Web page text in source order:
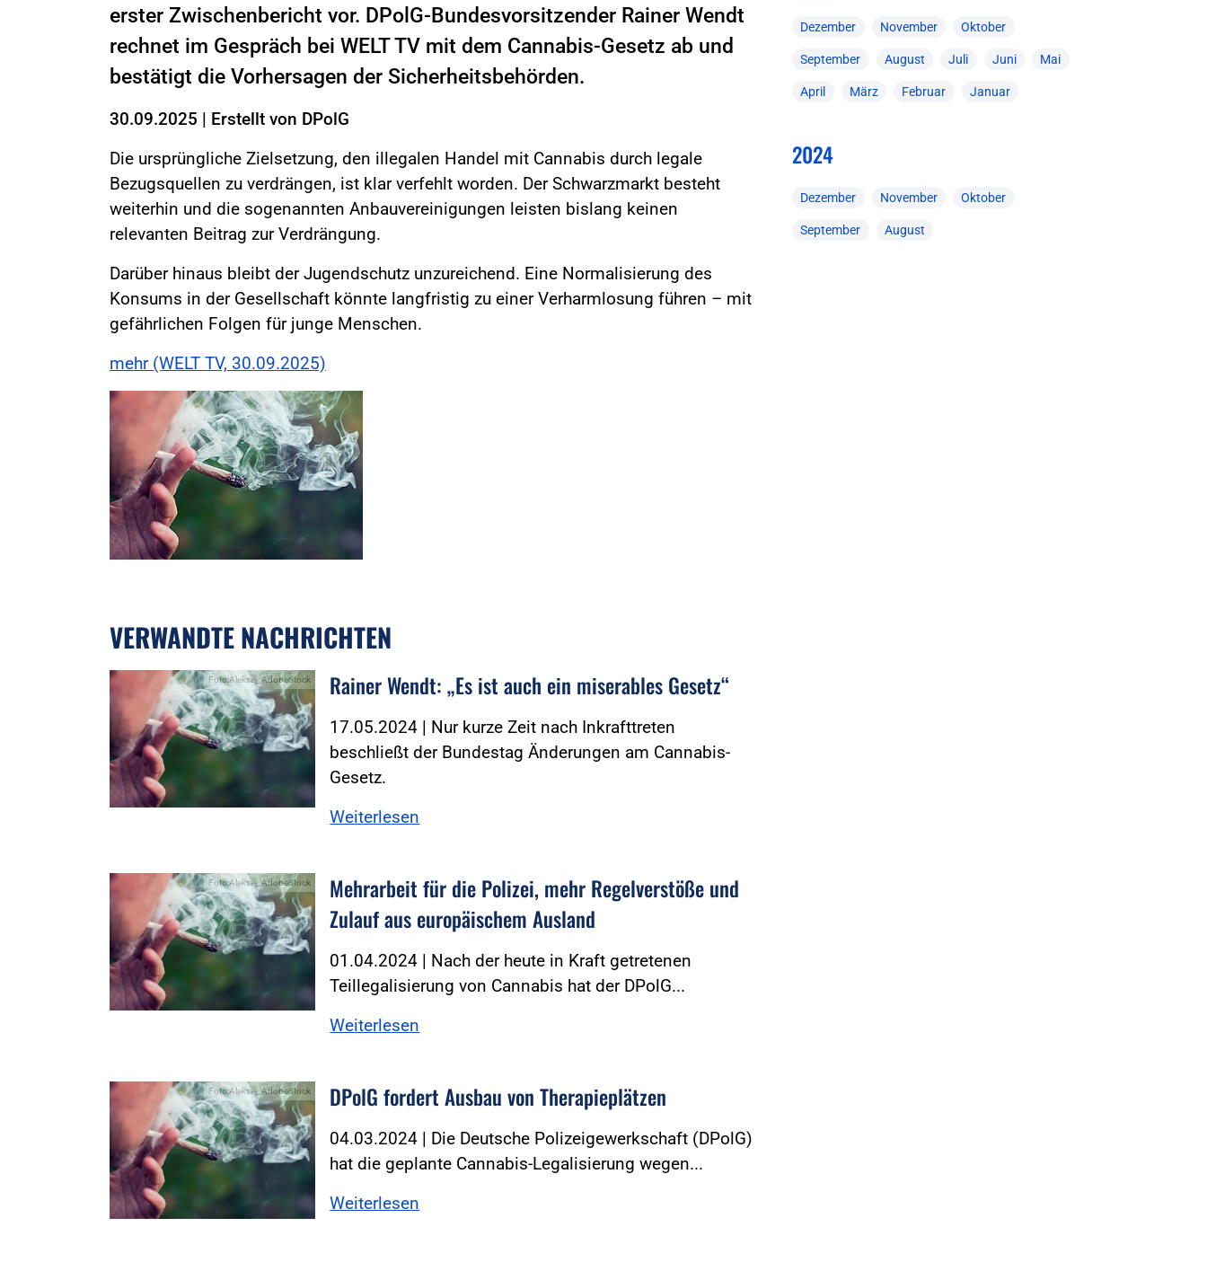
erster Zwischenbericht vor. DPolG-Bundesvorsitzender Rainer Wendt
rechnet im Gespräch bei WELT TV mit dem Cannabis-Gesetz ab und
bestätigt die Vorhersagen der Sicherheitsbehörden.
30.09.2025 | Erstellt von DPolG
Die ursprüngliche Zielsetzung, den illegalen Handel mit Cannabis durch legale
Bezugsquellen zu verdrängen, ist klar verfehlt worden. Der Schwarzmarkt besteht
weiterhin und die sogenannten Anbauvereinigungen leisten bislang keinen
relevanten Beitrag zur Verdrängung.
Darüber hinaus bleibt der Jugendschutz unzureichend. Eine Normalisierung des
Konsums in der Gesellschaft könnte langfristig zu einer Verharmlosung führen – mit
gefährlichen Folgen für junge Menschen.
mehr (WELT TV, 30.09.2025)
VERWANDTE NACHRICHTEN
Foto:Aleksej_AdobeStock Rainer Wendt: „Es ist auch ein miserables Gesetz“
17.05.2024 | Nur kurze Zeit nach Inkrafttreten
beschließt der Bundestag Änderungen am Cannabis-
Gesetz.
Weiterlesen
Foto:Aleksej_AdobeStock
Mehrarbeit für die Polizei, mehr Regelverstöße und
Zulauf aus europäischem Ausland
01.04.2024 | Nach der heute in Kraft getretenen
Teillegalisierung von Cannabis hat der DPolG...
Weiterlesen
Foto:Aleksej_AdobeStock DPolG fordert Ausbau von Therapieplätzen
04.03.2024 | Die Deutsche Polizeigewerkschaft (DPolG)
hat die geplante Cannabis-Legalisierung wegen...
Weiterlesen
Dezember November Oktober
September August Juli Juni Mai
April März Februar Januar
2024
Dezember November Oktober
September August